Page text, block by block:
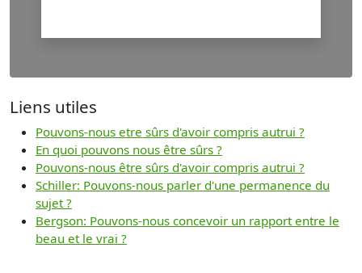
Liens utiles
Pouvons-nous etre sûrs d'avoir compris autrui ?
En quoi pouvons nous être sûrs ?
Pouvons-nous être sûrs d'avoir compris autrui ?
Schiller: Pouvons-nous parler d'une permanence du
sujet ?
Bergson: Pouvons-nous concevoir un rapport entre le
beau et le vrai ?